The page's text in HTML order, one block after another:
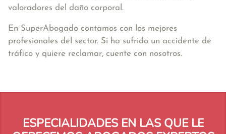
valoradores del daño corporal.
En SuperAbogado contamos con los mejores
profesionales del sector. Si ha sufrido un accidente de
tráfico y quiere reclamar, cuente con nosotros.
ESPECIALIDADES EN LAS QUE LE